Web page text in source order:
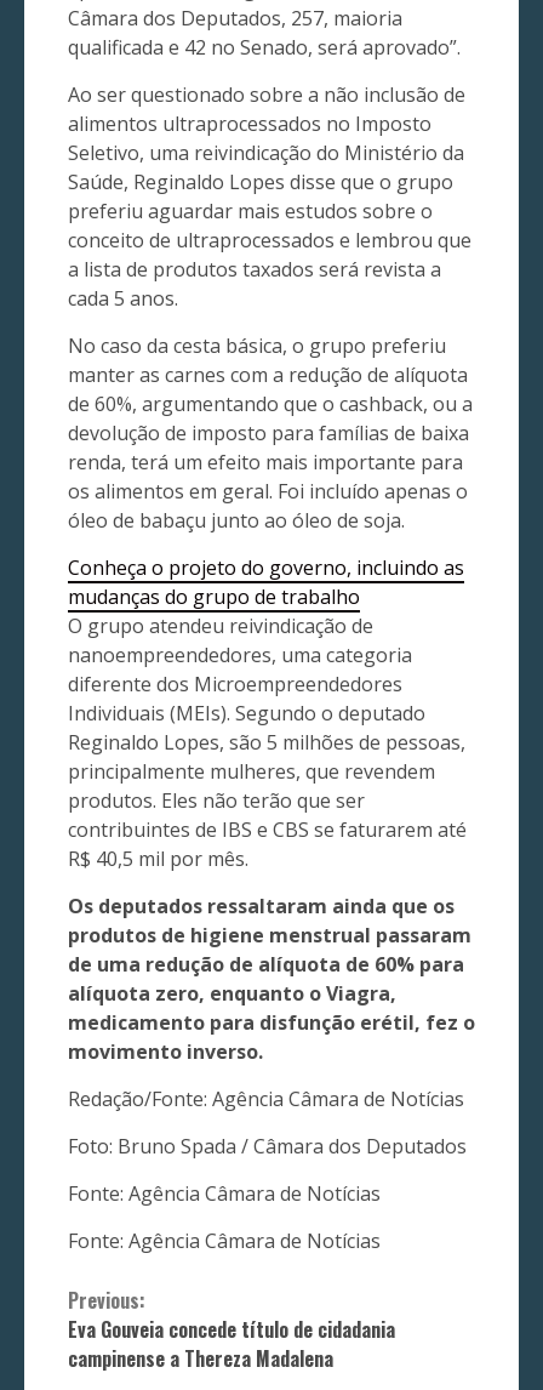
Câmara dos Deputados, 257, maioria
qualificada e 42 no Senado, será aprovado”.
Ao ser questionado sobre a não inclusão de
alimentos ultraprocessados no Imposto
Seletivo, uma reivindicação do Ministério da
Saúde, Reginaldo Lopes disse que o grupo
preferiu aguardar mais estudos sobre o
conceito de ultraprocessados e lembrou que
a lista de produtos taxados será revista a
cada 5 anos.
No caso da cesta básica, o grupo preferiu
manter as carnes com a redução de alíquota
de 60%, argumentando que o cashback, ou a
devolução de imposto para famílias de baixa
renda, terá um efeito mais importante para
os alimentos em geral. Foi incluído apenas o
óleo de babaçu junto ao óleo de soja.
Conheça o projeto do governo, incluindo as
mudanças do grupo de trabalho
O grupo atendeu reivindicação de
nanoempreendedores, uma categoria
diferente dos Microempreendedores
Individuais (MEIs). Segundo o deputado
Reginaldo Lopes, são 5 milhões de pessoas,
principalmente mulheres, que revendem
produtos. Eles não terão que ser
contribuintes de IBS e CBS se faturarem até
R$ 40,5 mil por mês.
Os deputados ressaltaram ainda que os
produtos de higiene menstrual passaram
de uma redução de alíquota de 60% para
alíquota zero, enquanto o Viagra,
medicamento para disfunção erétil, fez o
movimento inverso.
Redação/Fonte: Agência Câmara de Notícias
Foto: Bruno Spada / Câmara dos Deputados
Fonte: Agência Câmara de Notícias
Fonte: Agência Câmara de Notícias
Continue
Reading
Previous:
Eva Gouveia concede título de cidadania
campinense a Thereza Madalena